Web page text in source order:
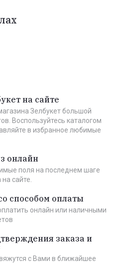
на сайте
Зелбукет большой
Воспользуйтесь каталогом
в избранное любимые
онлайн
поля на последнем шаге
сайте.
способом оплаты
онлайн или наличными
заказа и
с Вами в ближайшее